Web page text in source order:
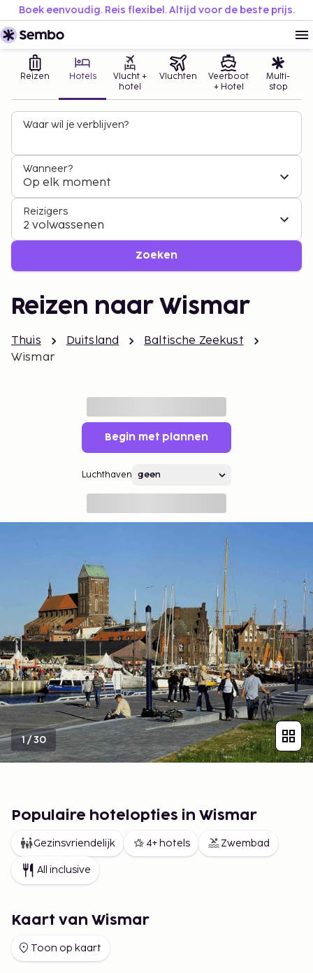
Boek eenvoudig. Reis flexibel. Altijd voor de beste prijs.
Reizen Hotels
Vlucht +
hotel
Vluchten
Veerboot
+ Hotel
Multi-
stop
Waar wil je verblijven?
Wanneer?
Op elk moment
Reizigers
2 volwassenen
Zoeken
Reizen naar Wismar
Thuis Duitsland
Baltische Zeekust
Wismar
Begin met plannen
Luchthaven
1/30
Populaire hotelopties in Wismar
Gezinsvriendelijk 4+ hotels Zwembad
All inclusive
Kaart van Wismar
Toon op kaart